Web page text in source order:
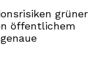
grüner
öffentlichem